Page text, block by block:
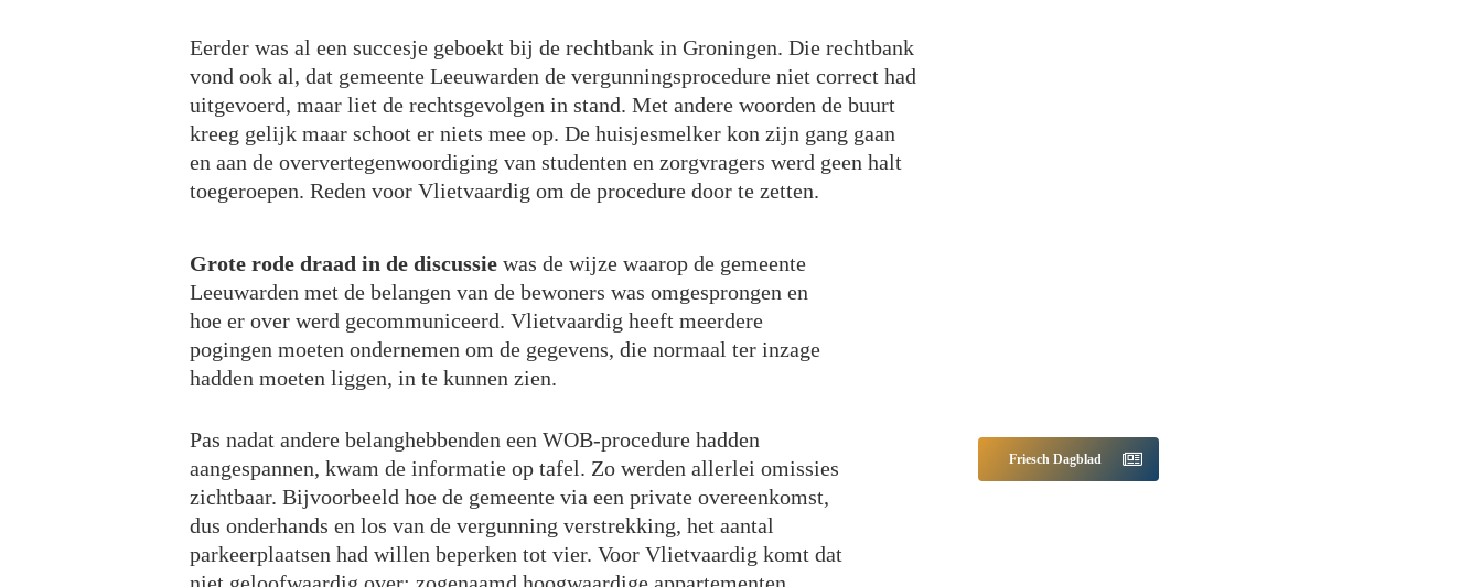
Eerder was al een succesje geboekt bij de rechtbank in Groningen. Die rechtbank
vond ook al, dat gemeente Leeuwarden de vergunningsprocedure niet correct had
uitgevoerd, maar liet de rechtsgevolgen in stand. Met andere woorden de buurt
kreeg gelijk maar schoot er niets mee op. De huisjesmelker kon zijn gang gaan
en aan de oververtegenwoordiging van studenten en zorgvragers werd geen halt
toegeroepen. Reden voor Vlietvaardig om de procedure door te zetten.
Grote rode draad in de discussiewas de wijze waarop de gemeente
Leeuwarden met de belangen van de bewoners was omgesprongen en
hoe er over werd gecommuniceerd. Vlietvaardig heeft meerdere
pogingen moeten ondernemen om de gegevens, die normaal ter inzage
hadden moeten liggen, in te kunnen zien.
Pas nadat andere belanghebbenden een WOB-procedure hadden
aangespannen, kwam de informatie op tafel. Zo werden allerlei omissies
zichtbaar. Bijvoorbeeld hoe de gemeente via een private overeenkomst,
dus onderhands en los van de vergunning verstrekking, het aantal
parkeerplaatsen had willen beperken tot vier. Voor Vlietvaardig komt dat
Friesch Dagblad